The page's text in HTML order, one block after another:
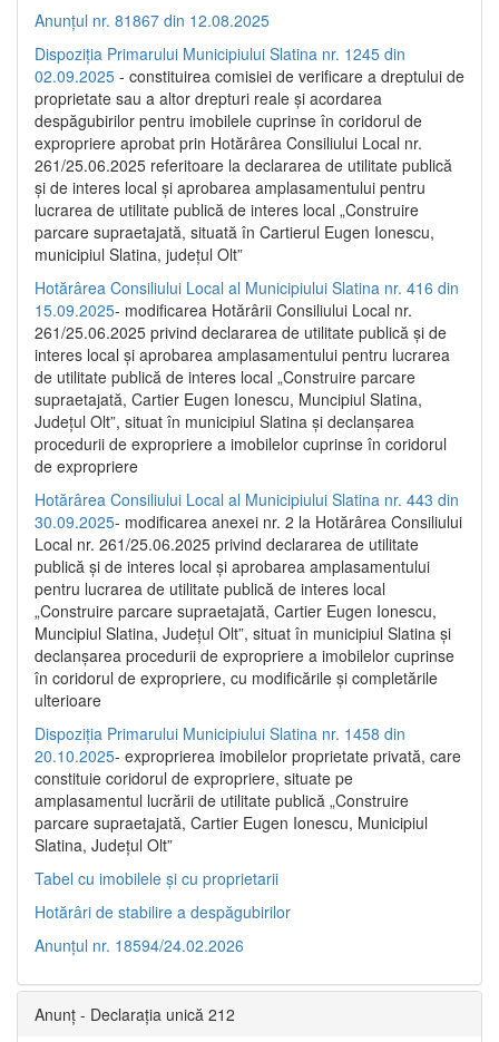
Anunțul nr. 81867 din 12.08.2025
Dispoziția Primarului Municipiului Slatina nr. 1245 din
02.09.2025 - constituirea comisiei de verificare a dreptului de
proprietate sau a altor drepturi reale și acordarea
despăgubirilor pentru imobilele cuprinse în coridorul de
expropriere aprobat prin Hotărârea Consiliului Local nr.
261/25.06.2025 referitoare la declararea de utilitate publică
și de interes local și aprobarea amplasamentului pentru
lucrarea de utilitate publică de interes local „Construire
parcare supraetajată, situată în Cartierul Eugen Ionescu,
municipiul Slatina, județul Olt”
Hotărârea Consiliului Local al Municipiului Slatina nr. 416 din
15.09.2025- modificarea Hotărârii Consiliului Local nr.
261/25.06.2025 privind declararea de utilitate publică și de
interes local și aprobarea amplasamentului pentru lucrarea
de utilitate publică de interes local „Construire parcare
supraetajată, Cartier Eugen Ionescu, Muncipiul Slatina,
Județul Olt”, situat în municipiul Slatina și declanșarea
procedurii de expropriere a imobilelor cuprinse în coridorul
de expropriere
Hotărârea Consiliului Local al Municipiului Slatina nr. 443 din
30.09.2025- modificarea anexei nr. 2 la Hotărârea Consiliului
Local nr. 261/25.06.2025 privind declararea de utilitate
publică şi de interes local şi aprobarea amplasamentului
pentru lucrarea de utilitate publică de interes local
„Construire parcare supraetajată, Cartier Eugen Ionescu,
Muncipiul Slatina, Judeţul Olt”, situat în municipiul Slatina şi
declanşarea procedurii de expropriere a imobilelor cuprinse
în coridorul de expropriere, cu modificările şi completările
ulterioare
Dispoziția Primarului Municipiului Slatina nr. 1458 din
20.10.2025- exproprierea imobilelor proprietate privată, care
constituie coridorul de expropriere, situate pe
amplasamentul lucrării de utilitate publică „Construire
parcare supraetajată, Cartier Eugen Ionescu, Municipiul
Slatina, Județul Olt”
Tabel cu imobilele și cu proprietarii
Hotărâri de stabilire a despăgubirilor
Anunțul nr. 18594/24.02.2026
Anunț - Declarația unică 212